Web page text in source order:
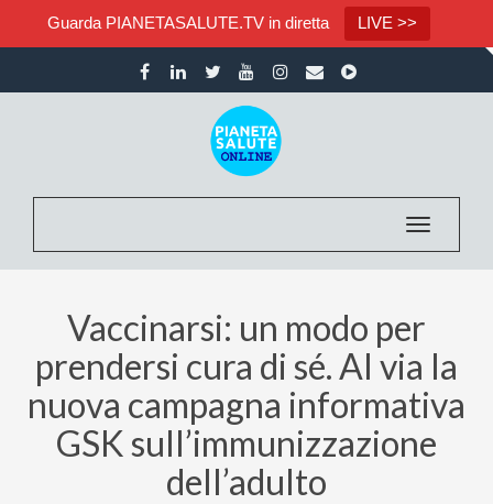
Guarda PIANETASALUTE.TV in diretta LIVE >>
Toggle
Vaccinarsi: un modo per
prendersi cura di sé. Al via la
nuova campagna informativa
GSK sull’immunizzazione
dell’adulto